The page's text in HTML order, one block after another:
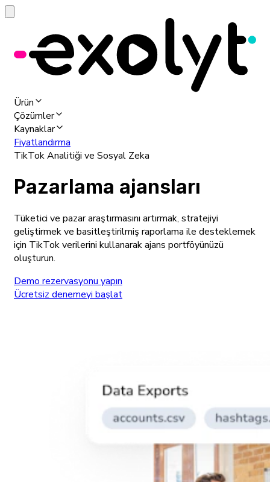
Ürün
Çözümler
Kaynaklar
Fiyatlandırma
TikTok Analitiği ve Sosyal Zeka
Pazarlama ajansları
Tüketici ve pazar araştırmasını artırmak, stratejiyi
geliştirmek ve basitleştirilmiş raporlama ile desteklemek
için TikTok verilerini kullanarak ajans portföyünüzü
oluşturun.
Demo rezervasyonu yapın
Ücretsiz denemeyi başlat